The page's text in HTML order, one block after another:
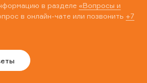
в разделе «Вопросы и
в онлайн-чате или позвонить +7